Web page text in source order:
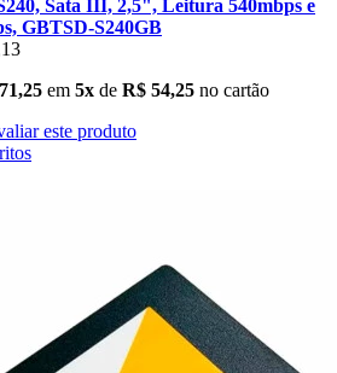
Sata III, 2,5", Leitura 540mbps e
GBTSD-S240GB
em 5x de R$ 54,25 no cartão
este produto